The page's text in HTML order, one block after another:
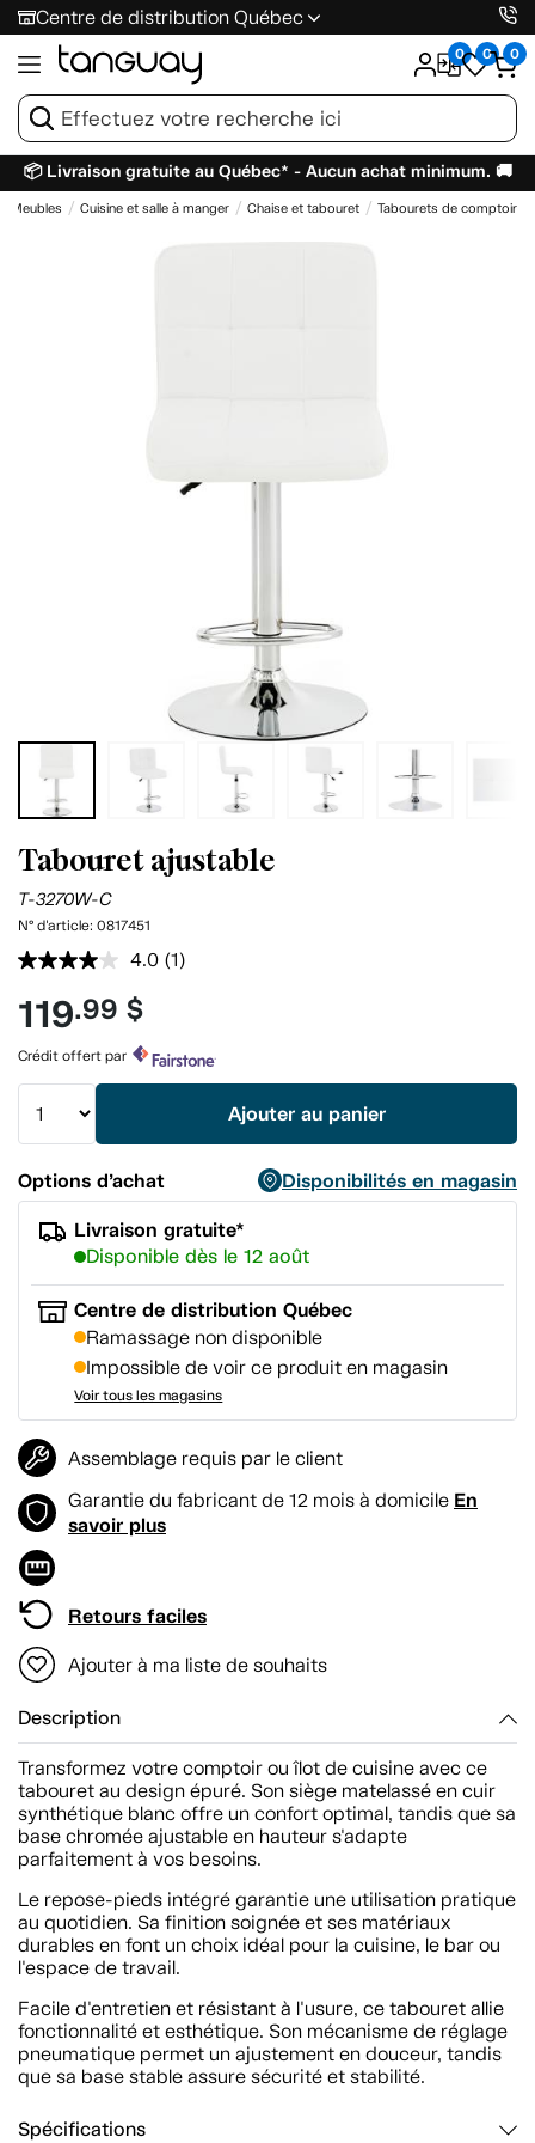
Centre de distribution Québec
0 0 0
📦 Livraison gratuite au Québec* - Aucun achat minimum. 🚚
Meubles Cuisine et salle à manger Chaise et tabouret Tabourets de comptoir
Tabouret ajustable
T-3270W-C
N° d'article: 0817451
4.0 Lire
la
même
(1)
119.99 $
Crédit offert par
Ajouter au panier
Options d’achat
Disponibilités en magasin
Livraison gratuite*
Disponible dès le 12 août
Centre de distribution Québec
Ramassage non disponible
Impossible de voir ce produit en magasin
Voir tous les magasins
Assemblage requis par le client
Garantie du fabricant de 12 mois à domicile En
savoir plus
Retours faciles
Ajouter à ma liste de souhaits
Description
Transformez votre comptoir ou îlot de cuisine avec ce
tabouret au design épuré. Son siège matelassé en cuir
synthétique blanc offre un confort optimal, tandis que sa
base chromée ajustable en hauteur s'adapte
parfaitement à vos besoins.
Le repose-pieds intégré garantie une utilisation pratique
au quotidien. Sa finition soignée et ses matériaux
durables en font un choix idéal pour la cuisine, le bar ou
l'espace de travail.
Facile d'entretien et résistant à l'usure, ce tabouret allie
fonctionnalité et esthétique. Son mécanisme de réglage
pneumatique permet un ajustement en douceur, tandis
que sa base stable assure sécurité et stabilité.
Spécifications